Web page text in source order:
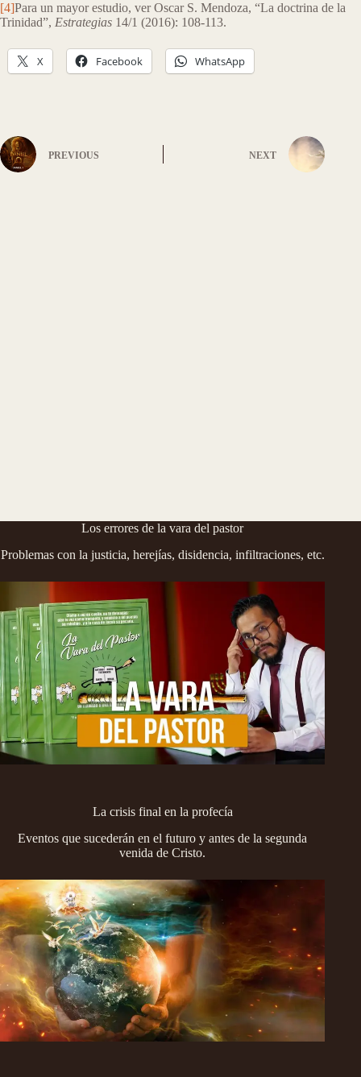
[4]Para un mayor estudio, ver Oscar S. Mendoza, “La doctrina de la
Trinidad”, Estrategias 14/1 (2016): 108-113.
X Facebook WhatsApp
PREVIOUS NEXT
Los errores de la vara del pastor
Problemas con la justicia, herejías, disidencia, infiltraciones, etc.
La crisis final en la profecía
Eventos que sucederán en el futuro y antes de la segunda
venida de Cristo.